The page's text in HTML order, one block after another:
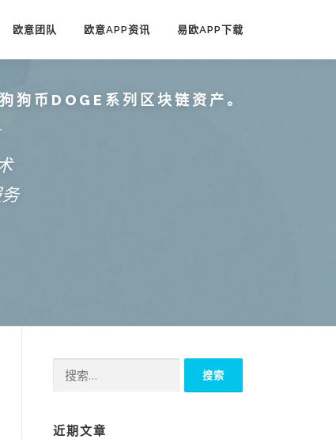
欧意团队 欧意APP资讯 易欧APP下载
狗币DOGE系列区块链资产。
索：
近期文章